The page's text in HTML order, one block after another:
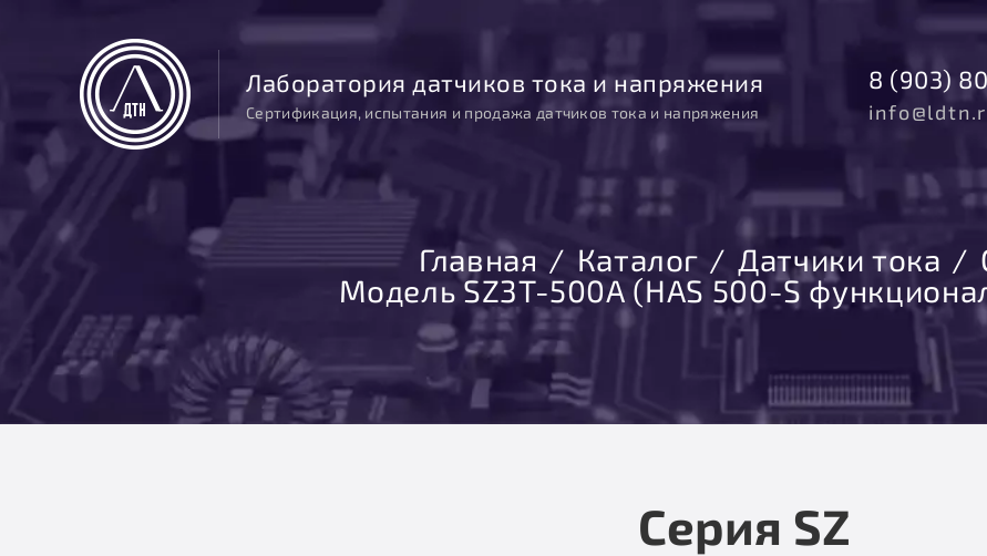
Лаборатория датчиков тока и напряжения
Сертификация, испытания и продажа датчиков тока и напряжения
8 (903)
Главная Каталог Датчики тока
Модель SZ3T-500А (HAS 500-S
Серия SZ